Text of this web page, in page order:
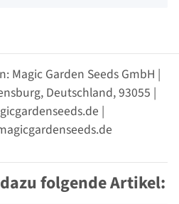
Magic Garden Seeds GmbH |
Deutschland, 93055 |
|
folgende Artikel: